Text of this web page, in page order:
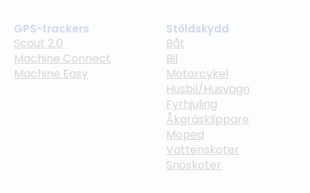
GPS-trackers
Scout 2.0
Machine Connect
Machine Easy
Stöldskydd
Båt
Bil
Motorcykel
Husbil/Husvagn
Fyrhjuling
Åkgräsklippare
Moped
Vattenskoter
Snöskoter